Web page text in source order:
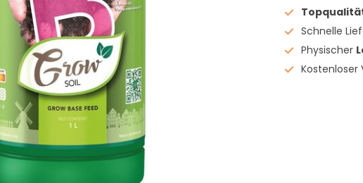
Schnelle
Physischer
Kostenloser